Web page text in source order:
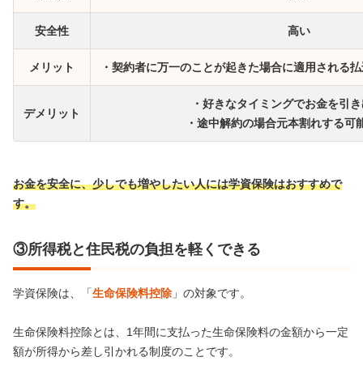
安全性 高い
メリット ・契約者に万一のことが起きた場合に適用される
デメリット
・好きなタイミングでお金を引
・途中解約の場合元本割れする可
お金を安全に、少しでも増やしたい人には学資保険はおすすめで
す。
③所得税と住民税の負担を軽くできる
学資保険は、「生命保険料控除 」の対象です。
生命保険料控除とは、1年間に支払った生命保険料の金額から一定
額が所得から差し引かれる制度のことです。